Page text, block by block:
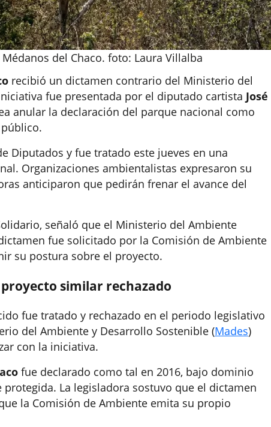
del Chaco. foto: Laura Villalba
recibió un dictamen contrario del Ministerio del
fue presentada por el diputado cartista José
anular la declaración del parque nacional como
Diputados y fue tratado este jueves en una
Organizaciones ambientalistas expresaron su
anticiparon que pedirán frenar el avance del
señaló que el Ministerio del Ambiente
fue solicitado por la Comisión de Ambiente
su postura sobre el proyecto.
similar rechazado
fue tratado y rechazado en el periodo legislativo
del Ambiente y Desarrollo Sostenible (Mades)
con la iniciativa.
fue declarado como tal en 2016, bajo dominio
La legisladora sostuvo que el dictamen
la Comisión de Ambiente emita su propio